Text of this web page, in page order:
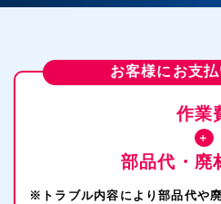
お客様にお支
作業
＋
部品代・廃
※トラブル内容により部品代や